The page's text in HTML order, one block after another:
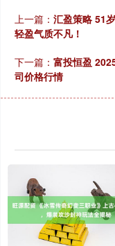
上一篇： 汇盈策略 51
轻盈气质不凡！
下一篇： 富投恒盈
司价格行情